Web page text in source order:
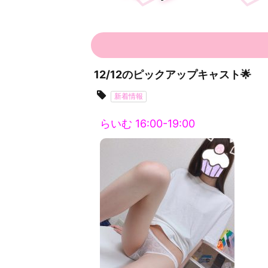
12/12のピックアップキャスト🌟
新着情報
らいむ 16:00-19:00